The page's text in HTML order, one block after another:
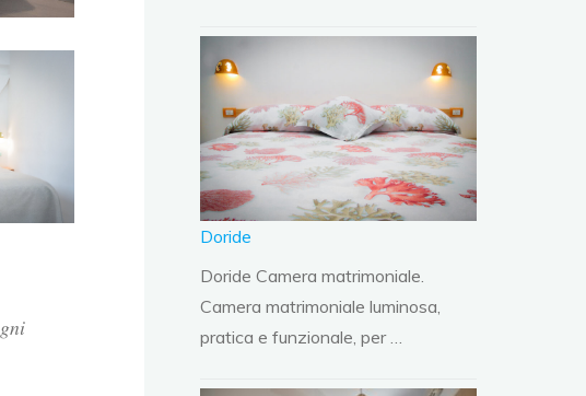
Doride
Doride Camera matrimoniale.
Camera matrimoniale luminosa,
pratica e funzionale, per …